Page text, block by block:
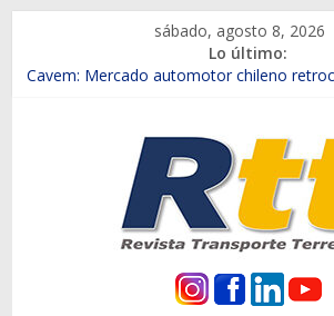
contenido
sábado, agosto 8, 2026
Lo último:
Chile es el primer mercado internacional
Salfa suma vehículos electrificados de
Samex amplía su red con nuevas
SINOTRUK Pick-ups presentó la recién
la Expo Compras Públicas 2026